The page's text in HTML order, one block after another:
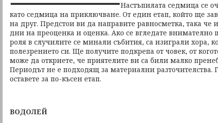
Настъпилата седмица се
като седмица на приключване. От един етап, който ще
на друг. Предстои ви да направите равносметка, така
дни на преоценка и оценка. Ако се вгледате внимателно
роля в случилите се минали събития, са изиграли хора,
полезрението си. Ще получите подкрепа от човек, от
може да откриете, че приятелите ви са били малко
Периодът не е подходящ за материални разточителства.
оставете за по-късен етап.
ВОДОЛЕЙ